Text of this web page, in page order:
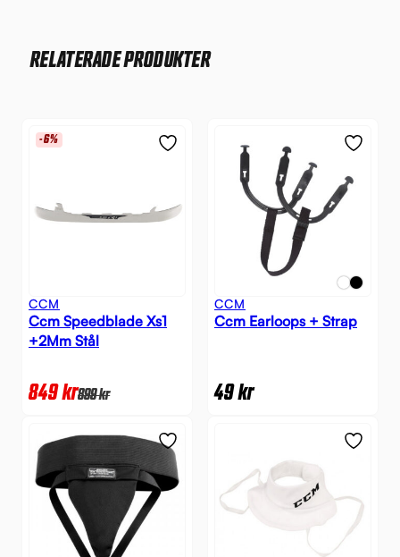
RELATERADE PRODUKTER
-6%
CCM
Ccm Speedblade Xs1
+2Mm Stål
849kr899kr
CCM
Ccm Earloops + Strap
49kr